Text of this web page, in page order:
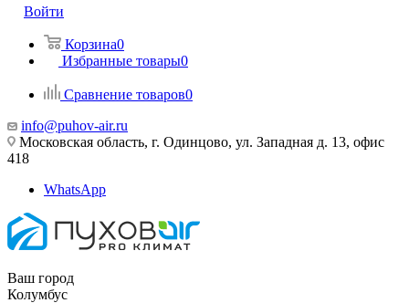
Войти
Корзина0
Избранные товары0
Сравнение товаров0
info@puhov-air.ru
Московская область, г. Одинцово, ул. Западная д. 13, офис
418
WhatsApp
Ваш город
Колумбус